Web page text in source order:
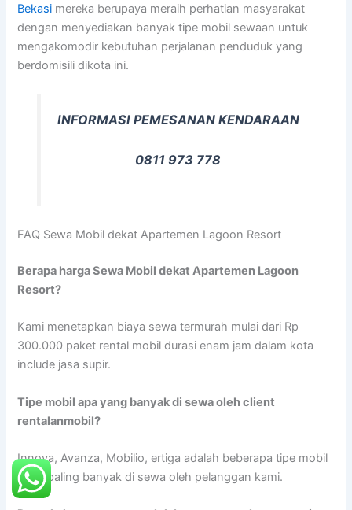
Bekasi mereka berupaya meraih perhatian masyarakat
dengan menyediakan banyak tipe mobil sewaan untuk
mengakomodir kebutuhan perjalanan penduduk yang
berdomisili dikota ini.
INFORMASI PEMESANAN KENDARAAN
0811 973 778
FAQ Sewa Mobil dekat Apartemen Lagoon Resort
Berapa harga Sewa Mobil dekat Apartemen Lagoon
Resort?
Kami menetapkan biaya sewa termurah mulai dari Rp
300.000 paket rental mobil durasi enam jam dalam kota
include jasa supir.
Tipe mobil apa yang banyak di sewa oleh client
rentalanmobil?
Innova, Avanza, Mobilio, ertiga adalah beberapa tipe mobil
yang paling banyak di sewa oleh pelanggan kami.